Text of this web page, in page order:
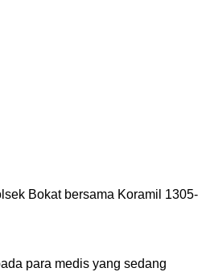
Bokat bersama Koramil 1305-
para medis yang sedang